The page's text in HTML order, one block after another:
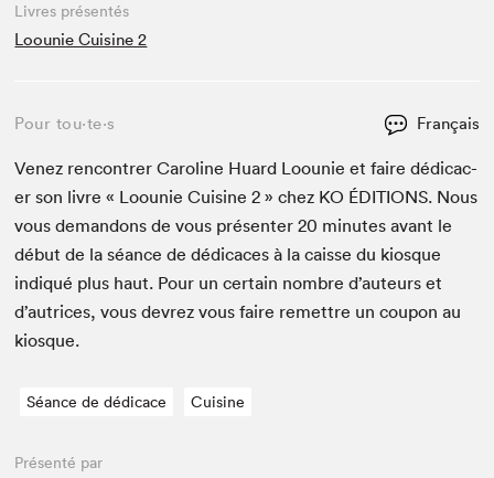
Livres présentés
Loounie Cuisine 2
Pour tou⋅te⋅s Français
Venez ren­con­tr­er Car­o­line Huard Loounie et faire dédi­cac­
er son livre « Loounie Cui­sine2 » chez KO ÉDI­TIONS. Nous
vous deman­dons de vous présen­ter20 min­utes avant le
début de la séance de dédi­caces à la caisse du kiosque
indiqué plus haut. Pour un cer­tain nom­bre d’auteurs et
d’autrices, vous devrez vous faire remet­tre un coupon au
kiosque.
Séance de dédicace Cuisine
Présenté par